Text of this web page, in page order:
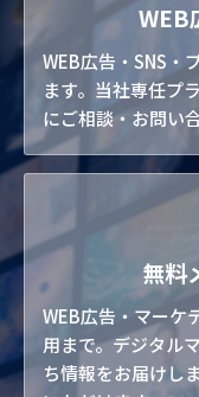
WEB
WEB広告・SNS・
ます。当社専任プ
にご相談・お問い
無料
WEB広告・マーケ
用まで。デジタル
ち情報をお届けし